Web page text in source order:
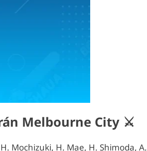
Melbourne City ⚔️
Mochizuki, H. Mae, H. Shimoda, A.